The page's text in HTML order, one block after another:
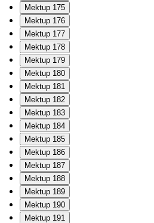
Mektup 175
Mektup 176
Mektup 177
Mektup 178
Mektup 179
Mektup 180
Mektup 181
Mektup 182
Mektup 183
Mektup 184
Mektup 185
Mektup 186
Mektup 187
Mektup 188
Mektup 189
Mektup 190
Mektup 191